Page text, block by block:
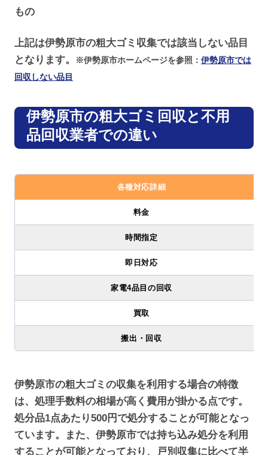
もの
上記は伊勢原市の粗大ゴミ収集では該当しない品目
となります。
※伊勢原市ホームページを参照： 伊勢原市では
回収しない品目
伊勢原市の粗大ゴミ回収と不用
品回収業者での違い
各種対応詳細
料金
時間指定
即日対応
家電4品目の回収
買取
搬出・回収
伊勢原市の粗大ゴミの収集を利用する場合の特徴
は、処理手数料の相場が高く費用が掛かる点です。
処分品1点あたり500円で処分することが可能となっ
ています。また、伊勢原市では持ち込み処分を利用
することが可能となっており、戸別収集に比べて半